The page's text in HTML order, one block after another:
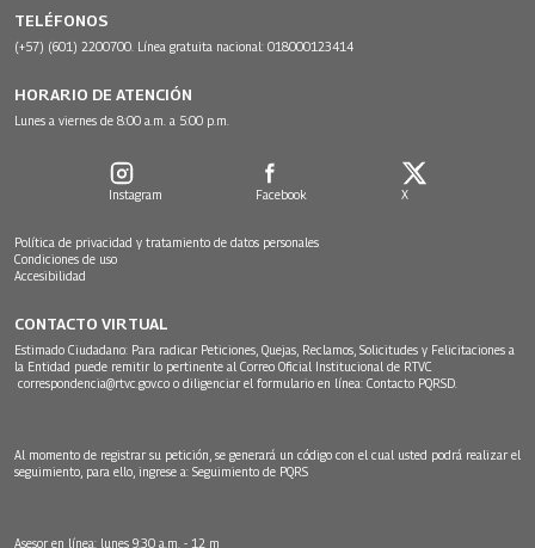
TELÉFONOS
(+57) (601) 2200700. Línea gratuita nacional: 018000123414
HORARIO DE ATENCIÓN
Lunes a viernes de 8:00 a.m. a 5:00 p.m.
Instagram Facebook X
Política de privacidad y tratamiento de datos personales
Condiciones de uso
Accesibilidad
CONTACTO VIRTUAL
Estimado Ciudadano: Para radicar Peticiones, Quejas, Reclamos, Solicitudes y Felicitaciones a
la Entidad puede remitir lo pertinente al Correo Oficial Institucional de RTVC
correspondencia@rtvc.gov.co o diligenciar el formulario en línea: Contacto PQRSD.
Al momento de registrar su petición, se generará un código con el cual usted podrá realizar el
seguimiento, para ello, ingrese a: Seguimiento de PQRS
Asesor en línea: lunes 9:30 a.m. - 12 m